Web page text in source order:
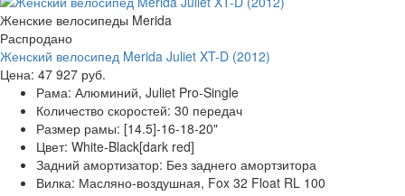
Женские велосипеды Merida
Распродано
Женский велосипед Merida Juliet XT-D (2012)
Цена: 47 927 руб.
Рама: Алюминий, Juliet Pro-Single
Количество скоростей: 30 передач
Размер рамы: [14.5]-16-18-20"
Цвет: White-Black[dark red]
Задний амортизатор: Без заднего амортзитора
Вилка: Масляно-воздушная, Fox 32 Float RL 100